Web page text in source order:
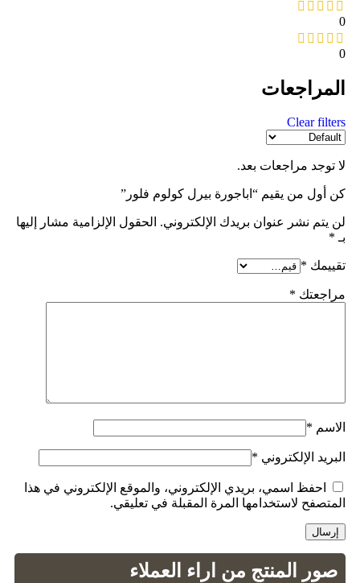
0
0
المراجعات
Clear filters
لا توجد مراجعات بعد.
كن أول من يقيم “اباجورة بيرل كولوم فلور”
لن يتم نشر عنوان بريدك الإلكتروني. الحقول الإلزامية مشار إليها
بـ *
تقييمك *
مراجعتك *
الاسم *
البريد الإلكتروني *
احفظ اسمي، بريدي الإلكتروني، والموقع الإلكتروني في هذا
المتصفح لاستخدامها المرة المقبلة في تعليقي.
صور المنتج من اراء العملاء